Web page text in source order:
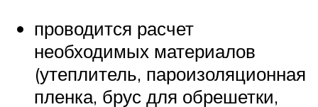
проводится расчет
необходимых материалов
(утеплитель, пароизоляционная
пленка, брус для обрешетки,